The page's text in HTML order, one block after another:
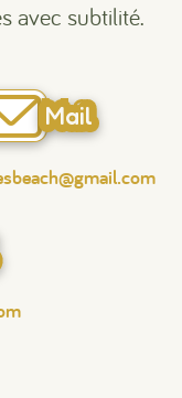
avec subtilité.
Mail